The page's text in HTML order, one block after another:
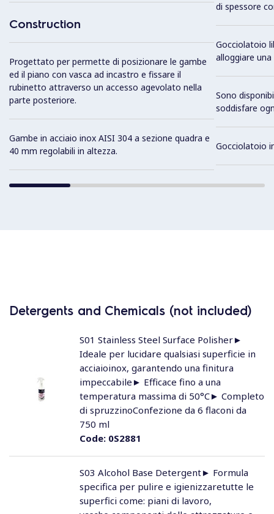
Construction
Progettato per permette di posizionare le gambe
ed il piano con vasca ad incastro e fissare il
rubinetto attraverso un accesso agevolato nella
parte posteriore.
Gambe in acciaio inox AISI 304 a sezione quadra e
40 mm regolabili in altezza.
di spessore
Gocciolatoio
alloggiare
Sono
soddisfare
Gocciolatoio
Detergents and Chemicals (not included)
Code:0S2881
S01 Stainless Steel Surface Polisher►
Ideale per lucidare qualsiasi superficie in
acciaioinox, garantendo una finitura
impeccabile► Efficace fino a una
temperatura massima di 50°C► Completo
di spruzzinoConfezione da 6 flaconi da
750 ml
S03 Alcohol Base Detergent► Formula
specifica per pulire e igienizzaretutte le
superfici come: piani di lavoro,